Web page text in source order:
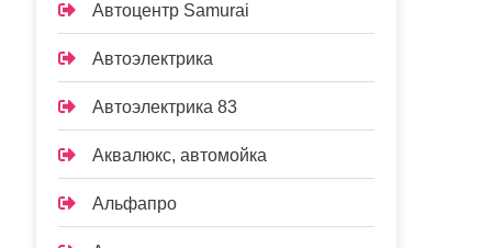
Автоцентр Samurai
Автоэлектрика
Автоэлектрика 83
Аквалюкс, автомойка
Альфапро